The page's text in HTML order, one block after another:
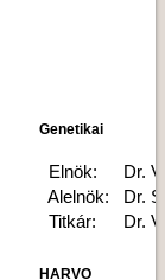
Genetikai
Elnök:
Alelnök:
Titkár:
Dr.
Dr.
Dr.
HARVO